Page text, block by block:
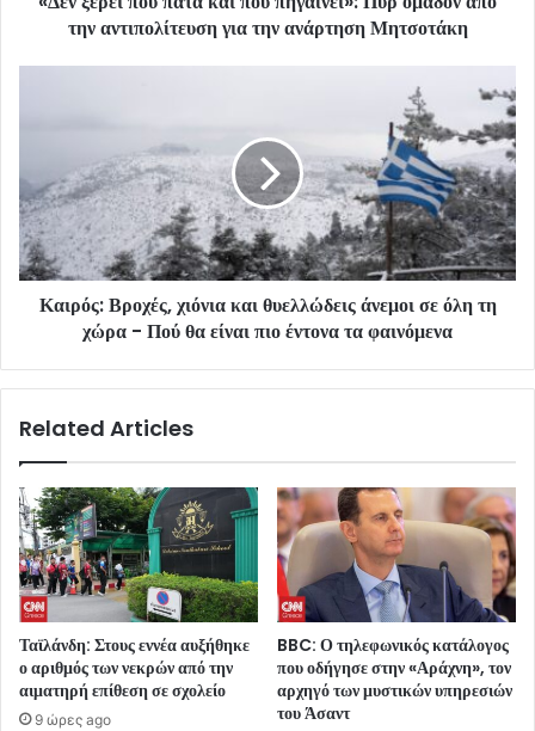
την αντιπολίτευση για την ανάρτηση Μητσοτάκη
Καιρός: Βροχές, χιόνια και θυελλώδεις άνεμοι σε όλη τη
χώρα - Πού θα είναι πιο έντονα τα φαινόμενα
Related Articles
Ταϊλάνδη: Στους εννέα αυξήθηκε
ο αριθμός των νεκρών από την
αιματηρή επίθεση σε σχολείο
9 ώρες ago
BBC: Ο τηλεφωνικός κατάλογος
που οδήγησε στην «Αράχνη», τον
αρχηγό των μυστικών υπηρεσιών
του Άσαντ